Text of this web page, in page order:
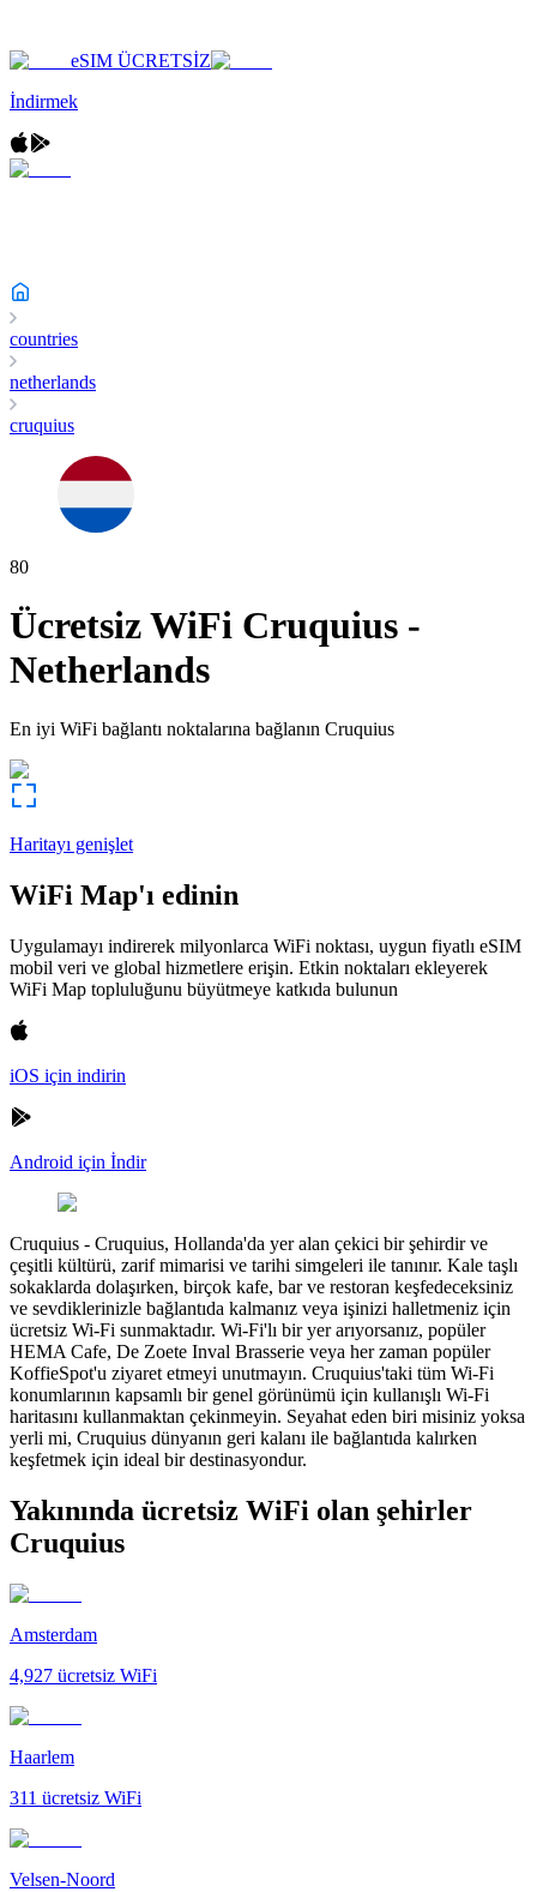
eSIM ÜCRETSİZ
İndirmek
countries
netherlands
cruquius
80
Ücretsiz WiFi Cruquius -
Netherlands
En iyi WiFi bağlantı noktalarına bağlanın Cruquius
Haritayı genişlet
WiFi Map'ı edinin
Uygulamayı indirerek milyonlarca WiFi noktası, uygun fiyatlı eSIM
mobil veri ve global hizmetlere erişin. Etkin noktaları ekleyerek
WiFi Map topluluğunu büyütmeye katkıda bulunun
iOS için indirin
Android için İndir
Cruquius - Cruquius, Hollanda'da yer alan çekici bir şehirdir ve
çeşitli kültürü, zarif mimarisi ve tarihi simgeleri ile tanınır. Kale taşlı
sokaklarda dolaşırken, birçok kafe, bar ve restoran keşfedeceksiniz
ve sevdiklerinizle bağlantıda kalmanız veya işinizi halletmeniz için
ücretsiz Wi-Fi sunmaktadır. Wi-Fi'lı bir yer arıyorsanız, popüler
HEMA Cafe, De Zoete Inval Brasserie veya her zaman popüler
KoffieSpot'u ziyaret etmeyi unutmayın. Cruquius'taki tüm Wi-Fi
konumlarının kapsamlı bir genel görünümü için kullanışlı Wi-Fi
haritasını kullanmaktan çekinmeyin. Seyahat eden biri misiniz yoksa
yerli mi, Cruquius dünyanın geri kalanı ile bağlantıda kalırken
keşfetmek için ideal bir destinasyondur.
Yakınında ücretsiz WiFi olan şehirler
Cruquius
Amsterdam
4,927 ücretsiz WiFi
Haarlem
311 ücretsiz WiFi
Velsen-Noord